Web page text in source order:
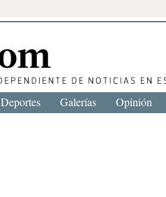
Deportes Galerías Opinión